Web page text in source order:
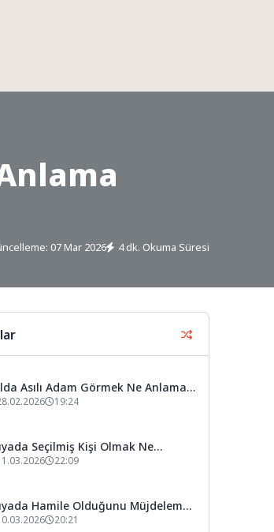
07 Mar 2026 4 dk. Okuma Süresi
Asılı Adam Görmek Ne Anlama
19:24
Seçilmiş Kişi Olmak Ne
Gelir?22:09
Hamile Olduğunu Müjdelemek
Anlama Gelir?
20:21